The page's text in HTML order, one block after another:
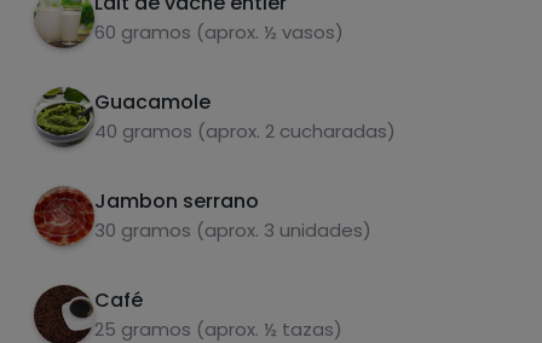
60 gramos (aprox. ½ vasos)
Guacamole
40 gramos (aprox. 2 cucharadas)
Jambon serrano
30 gramos (aprox. 3 unidades)
Café
25 gramos (aprox. ½ tazas)
carbohydrates protéines
graisses